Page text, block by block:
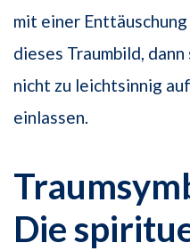
mit einer
dieses Traumbild,
nicht zu leichtsinnig
einlassen.
Die